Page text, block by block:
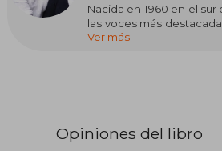
Nacida en 1960 en el
las voces más
contemporánea,
más de 45 idiomas
Ver más
Opiniones del libro